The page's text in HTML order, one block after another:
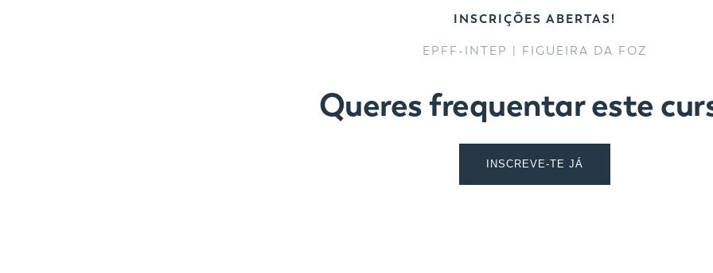
INSCRIÇÕES ABERTAS!
EPFF-INTEP | FIGUEIRA DA FOZ
Queres frequentar este
INSCREVE-TE JÁ